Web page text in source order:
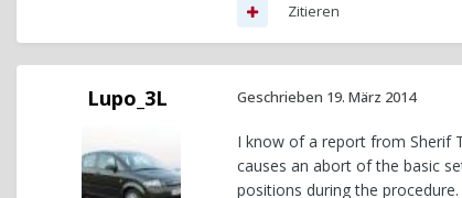
Zitieren
Lupo_3L Geschrieben 19. März 2014
I know of a report from Sherif
causes an abort of the basic
positions during the